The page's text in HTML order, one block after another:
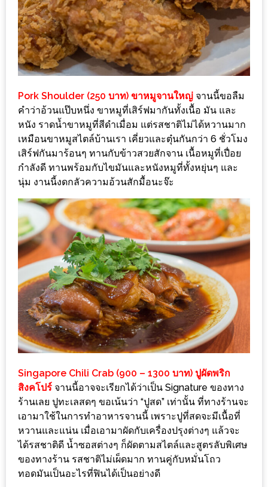
น้า
อ้วน
ชวน
คุย
นโยบาย
ความ
เป็น
ส่วน
ตัว
นโยบาย
ความ
เป็น
ส่วน
ตัว
ประกาศ
ผล
ผู้
โชค
ดี
น้า
อ้วน
ครั้ง
ที่
1
พา
Pork Shoulder (250 บาท) ขาหมูจานใหญ่ จานนี้ขอลืม
คำว่าอ้วนแป๊บหนึ่ง ขาหมูที่เสิร์ฟมากันทั้งเนื้อ มัน และ
หนัง ราดน้ำขาหมูที่สีดำเมื่อม แต่รสชาติไม่ได้หวานมาก
เหมือนขาหมูสไตล์บ้านเรา เคี่ยวและตุ๋นกันกว่า 6 ชั่วโมง
เสิร์ฟกันมาร้อนๆ ทานกับข้าวสวยสักจาน เนื้อหมูที่เปื่อย
กำลังดี ทานพร้อมกับไขมันและหนังหมูที่ทั้งหยุ่นๆ และ
นุ่ม งานนี้งดกลัวความอ้วนสักมื้อนะจ๊ะ
Singapore Chili Crab (900 – 1300 บาท) ปูผัดพริก
สิงคโปร์ จานนี้อาจจะเรียกได้ว่าเป็น Signature ของทาง
ร้านเลย ปูทะเลสดๆ ขอเน้นว่า “ปูสด” เท่านั้น ที่ทางร้านจะ
เอามาใช้ในการทำอาหารจานนี้ เพราะปูที่สดจะมีเนื้อที่
หวานและแน่น เมื่อเอามาผัดกับเครื่องปรุงต่างๆ แล้วจะ
ได้รสชาติดี น้ำซอสต่างๆ ก็ผัดตามสไตล์และสูตรลับพิเศษ
ของทางร้าน รสชาติไม่เผ็ดมาก ทานคู่กับหมั่นโถว
ทอดมันเป็นอะไรที่ฟินได้เป็นอย่างดี